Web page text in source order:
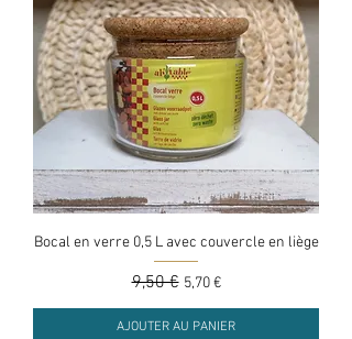
Bocal en verre 0,5 L avec couvercle en liège
Prix original
9,50 € Prix promotionnel
5,70 €
AJOUTER AU PANIER